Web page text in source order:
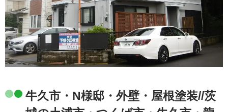
牛久市・N様邸・外壁・屋根塗装//茨